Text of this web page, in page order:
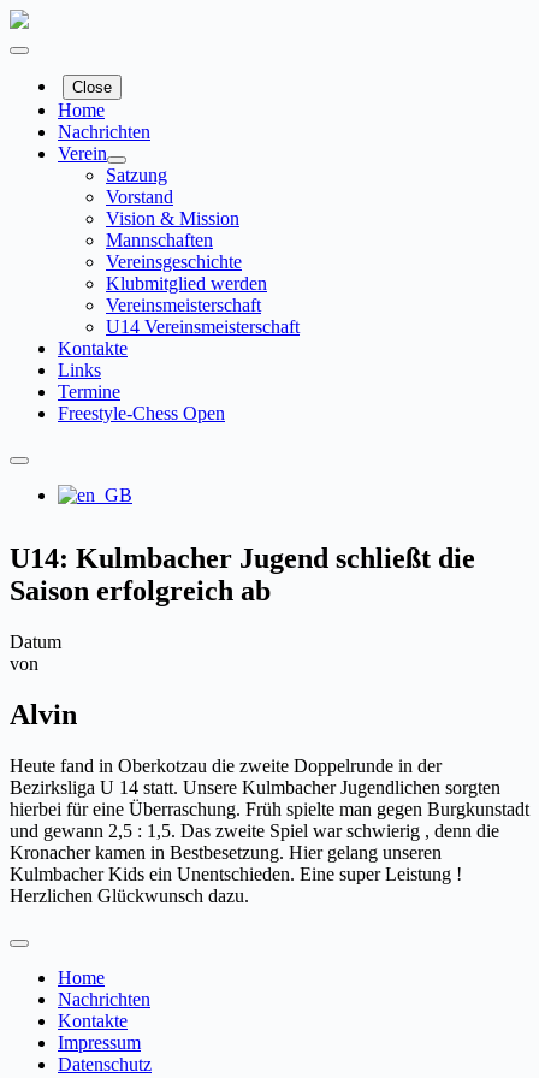
Zum
Close
Home
Nachrichten
Verein
Satzung
Vorstand
Vision & Mission
Mannschaften
Vereinsgeschichte
Klubmitglied werden
Vereinsmeisterschaft
U14 Vereinsmeisterschaft
Kontakte
Links
Termine
Freestyle-Chess Open
U14: Kulmbacher Jugend schließt die
Saison erfolgreich ab
Datum
von
Alvin
Heute fand in Oberkotzau die zweite Doppelrunde in der
Bezirksliga U 14 statt. Unsere Kulmbacher Jugendlichen sorgten
hierbei für eine Überraschung. Früh spielte man gegen Burgkunstadt
und gewann 2,5 : 1,5. Das zweite Spiel war schwierig , denn die
Kronacher kamen in Bestbesetzung. Hier gelang unseren
Kulmbacher Kids ein Unentschieden. Eine super Leistung !
Herzlichen Glückwunsch dazu.
Home
Nachrichten
Kontakte
Impressum
Datenschutz